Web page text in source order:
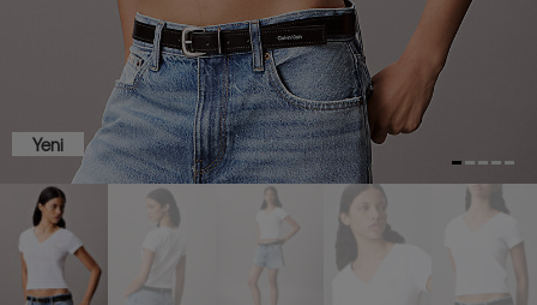
Yeni